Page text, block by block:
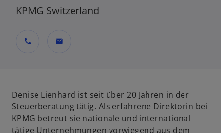
KPMG Switzerland
call mail
Denise Lienhard ist seit über 20 Jahren in der
Steuerberatung tätig. Als erfahrene Direktorin bei
KPMG betreut sie nationale und international
tätige Unternehmungen vorwiegend aus dem